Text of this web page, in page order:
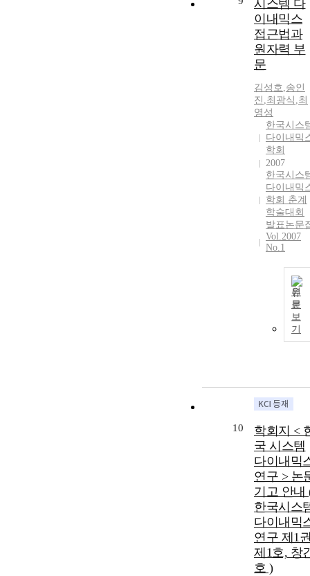
시스템 다
이내믹스
접근법과
원자력 부
문
김성호,송인
진 ,최광식 ,최
영성
한국시스
다이내믹
학회
2007
한국시스
다이내믹
학회 춘계
학술대회
발표논문
Vol.2007
No.1
원
문
보
기
10
학회지 <
국 시스템
다이내믹
연구 > 논
기고 안내
한국시스
다이내믹
연구 제1
제1호, 창
호 )